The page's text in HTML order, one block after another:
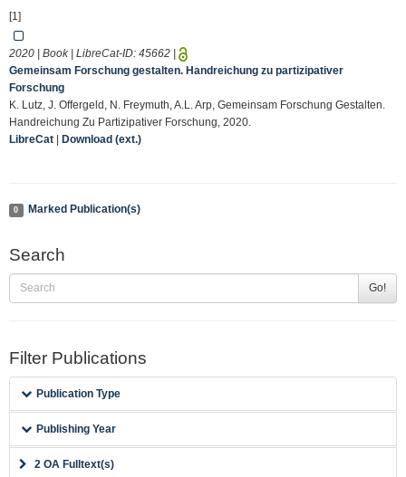
[1]
2020 | Book | LibreCat-ID: 45662
Gemeinsam Forschung gestalten. Handreichung zu partizipativer
Forschung
K. Lutz, J. Offergeld, N. Freymuth, A.L. Arp, Gemeinsam Forschung Gestalten.
Handreichung Zu Partizipativer Forschung, 2020.
LibreCat
Download (ext.)
0 Marked Publication(s)
Search
Go!
Filter Publications
Publication Type
Publishing Year
2 OA Fulltext(s)